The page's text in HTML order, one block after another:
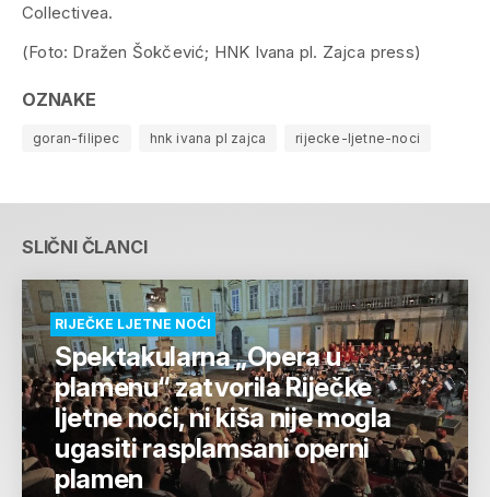
Collectivea.
(Foto: Dražen Šokčević; HNK Ivana pl. Zajca press)
OZNAKE
goran-filipec hnk ivana pl zajca rijecke-ljetne-noci
SLIČNI ČLANCI
RIJEČKE LJETNE NOĆI
Spektakularna „Opera u
plamenu“ zatvorila Riječke
ljetne noći, ni kiša nije mogla
ugasiti rasplamsani operni
plamen